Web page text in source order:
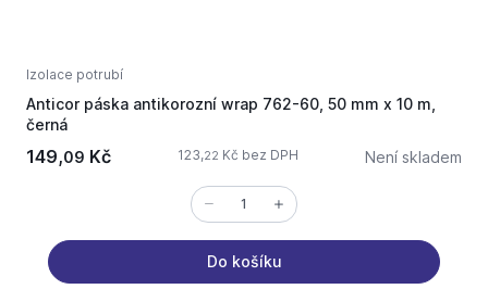
Izolace potrubí
Anticor páska antikorozní wrap 762-60, 50 mm x 10 m,
černá
149,09 Kč 123,22 Kč bez DPH Není skladem
Do košíku